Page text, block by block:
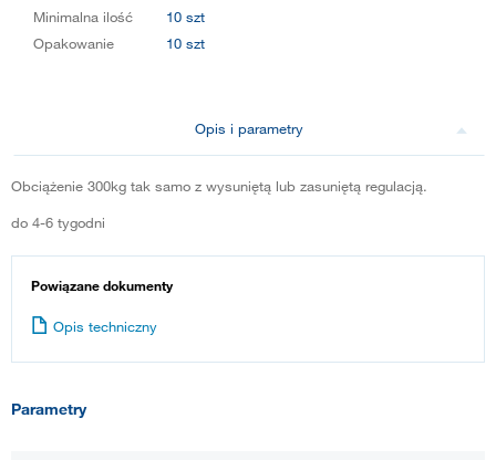
Minimalna ilość
10 szt
Opakowanie
10 szt
Opis i parametry
Obciążenie 300kg tak samo z wysuniętą lub zasuniętą regulacją.
do 4-6 tygodni
Powiązane dokumenty
Opis techniczny
Parametry